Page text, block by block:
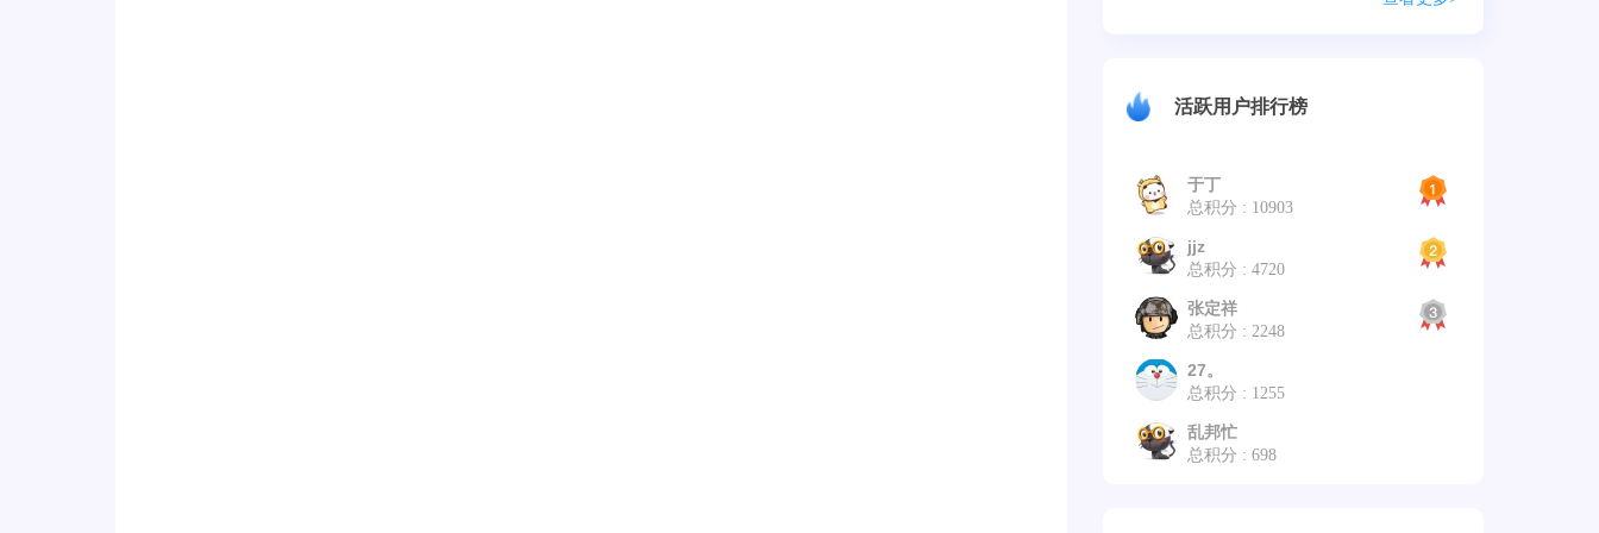
活跃用户排行榜
于丁
总积分 : 10903
jjz
总积分 : 4720
张定祥
总积分 : 2248
27。
总积分 : 1255
乱邦忙
总积分 : 698